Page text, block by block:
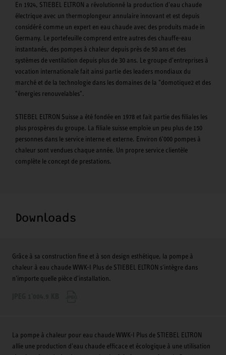
En 1924, STIEBEL ELTRON a révolutionné la production d'eau chaude
électrique avec un thermoplongeur annulaire innovant et est depuis
considéré comme un expert en eau chaude avec des produits made in
Germany. Le portefeuille comprend entre autres des chauffe-eau
instantanés, des pompes à chaleur depuis près de 50 ans et des
systèmes de ventilation depuis plus de 30 ans. Le groupe d'entreprises à
vocation internationale fait ainsi partie des leaders mondiaux du
marché et de la technologie dans les domaines de la "domotique2 et des
"énergies renouvelables".
STIEBEL ELTRON Suisse a été fondée en 1978 et fait partie des filiales les
plus prospères du groupe. La filiale suisse emploie un peu plus de 150
personnes dans le service interne et externe. Environ 6'000 pompes à
chaleur sont vendues chaque année. Un propre service clientèle
complète le concept de prestations.
Downloads
Grâce à sa construction fine et à son design esthétique, la pompe à
chaleur à eau chaude WWK-I Plus de STIEBEL ELTRON s'intègre dans
n'importe quelle pièce d'installation.
La pompe à chaleur pour eau chaude WWK-I Plus de STIEBEL ELTRON
allie une production d'eau chaude efficace et écologique à une utilisation